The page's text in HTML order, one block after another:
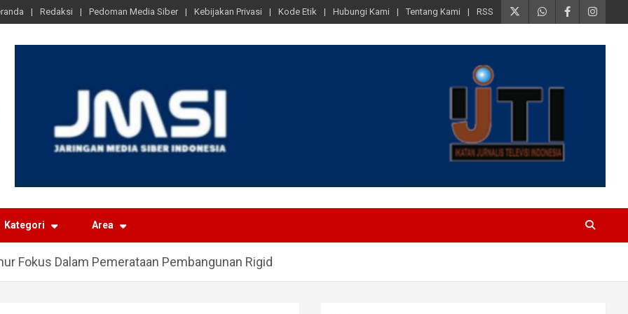
Redaksi Pedoman Media Siber Kebijakan Privasi Kode Etik Hubungi Kami Tentang Kami RSS
Kategori Area
Fokus Dalam Pemerataan Pembangunan Rigid